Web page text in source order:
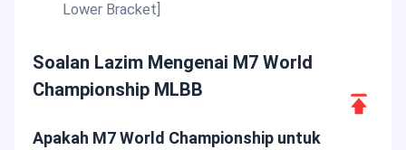
Lower Bracket]
Soalan Lazim Mengenai M7 World
Championship MLBB
Apakah M7 World Championship untuk
Scroll